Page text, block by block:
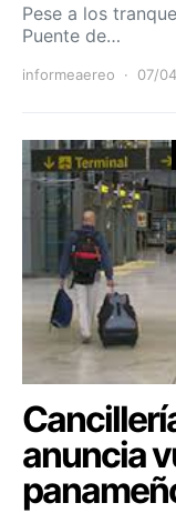
Pese a los
Puente de…
informeaereo 07/
anuncia